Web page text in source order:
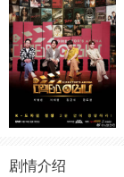
剧情介绍